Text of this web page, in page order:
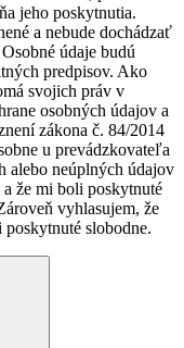
jeho poskytnutia.
a nebude dochádzať
údaje budú
predpisov. Ako
svojich práv v
osobných údajov a
zákona č. 84/2014
u prevádzkovateľa
alebo neúplných údajov
že mi boli poskytnuté
vyhlasujem, že
slobodne.